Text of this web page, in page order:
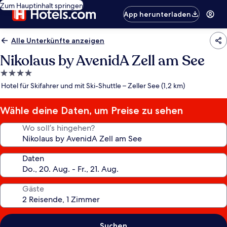
Zum Hauptinhalt springen
App herunterladen
Alle Unterkünfte anzeigen
Nikolaus by AvenidA Zell am See
4.0-
Sterne-
Hotel für Skifahrer und mit Ski-Shuttle – Zeller See (1,2 km)
Wähle deine Daten, um Preise zu sehen
Wo soll’s hingehen?
Daten
Gäste